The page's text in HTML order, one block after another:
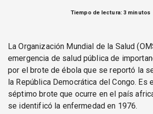
Tiempo de lectura: 3 minutos
La Organización Mundial de la Salud
emergencia de salud pública de
por el brote de ébola que se reportó la
la República Democrática del Congo. Es
séptimo brote que ocurre en el país
se identificó la enfermedad en 1976.